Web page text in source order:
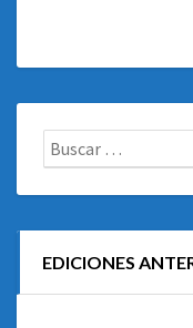
Buscar:
EDICIONES